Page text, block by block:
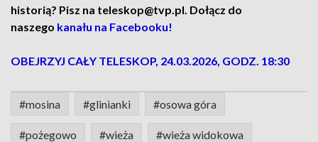
historią? Pisz na teleskop@tvp.pl. Dołącz do
naszego kanału na Facebooku!
OBEJRZYJ CAŁY TELESKOP, 24.03.2026, GODZ. 18:30
#mosina #glinianki #osowa góra
#pożegowo #wieża #wieża widokowa